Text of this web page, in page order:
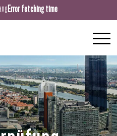
Error fetching time